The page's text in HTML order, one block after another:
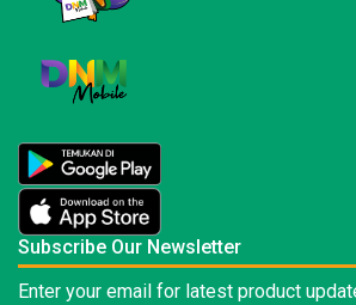
Subscribe Our Newsletter
Enter your email for latest product